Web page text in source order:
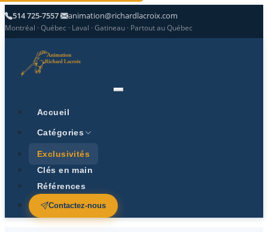
514 725-7557 animation@richardlacroix.com
Montréal · Québec · Laval · Gatineau · Partout au Québec
Accueil
Catégories
Exclusivités
Clés en main
Références
Contactez-nous